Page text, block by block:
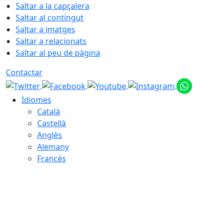
Saltar a la capçalera
Saltar al contingut
Saltar a imatges
Saltar a relacionats
Saltar al peu de pàgina
Contactar
Idiomes
Català
Castellà
Anglès
Alemany
Francès